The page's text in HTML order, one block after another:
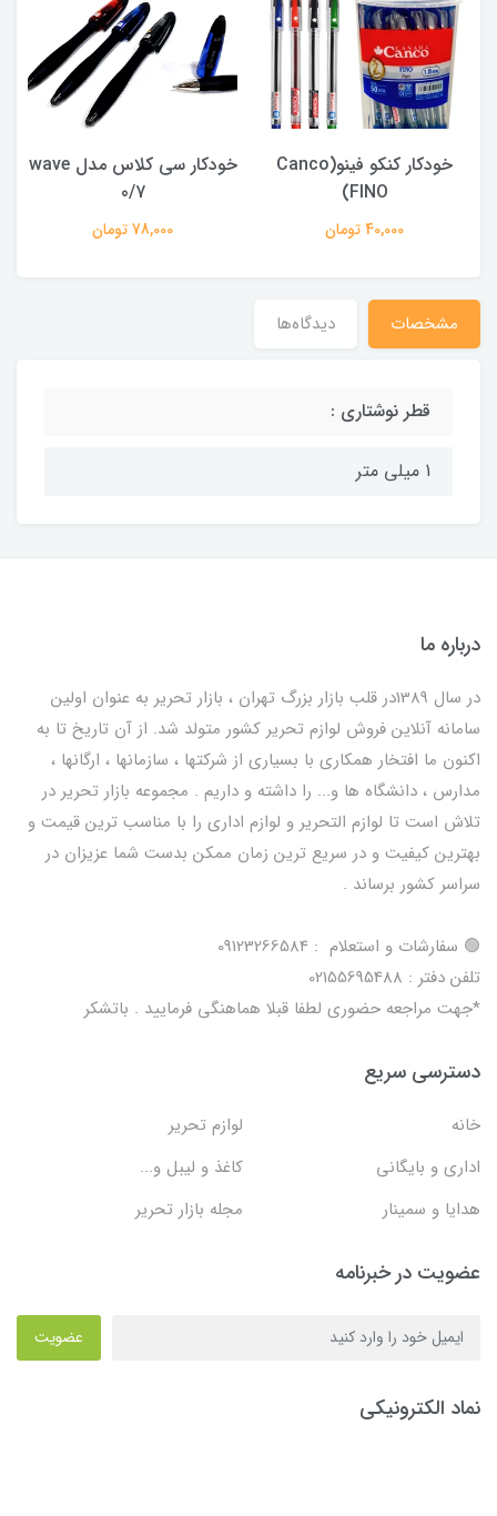
خودکار کنکو فینو(Canco
FINO)
40,000 تومان
خودکار سی کلاس مدل wave
0/7
78,000 تومان
مشخصات دیدگاه‌ها
قطر نوشتاری :
1 میلی متر
درباره ما
در سال 1389در قلب بازار بزرگ تهران ، بازار تحریر به عنوان اولین
سامانه آنلاین فروش لوازم تحریر کشور متولد شد. از آن تاریخ تا به
اکنون ما افتخار همکاری با بسیاری از شرکتها ، سازمانها ، ارگانها ،
مدارس ، دانشگاه ها و... را داشته و داریم . مجموعه بازار تحریر در
تلاش است تا لوازم التحریر و لوازم اداری را با مناسب ترین قیمت و
بهترین کیفیت و در سریع ترین زمان ممکن بدست شما عزیزان در
سراسر کشور برساند .
🟢 سفارشات و استعلام : 09123266584
تلفن دفتر : 02155695488
*جهت مراجعه حضوری لطفا قبلا هماهنگی فرمایید . باتشکر
دسترسی سریع
خانه
لوازم تحریر
اداری و بایگانی
کاغذ و لیبل و...
هدایا و سمینار
مجله بازار تحریر
عضویت در خبرنامه
عضویت
نماد الکترونیکی